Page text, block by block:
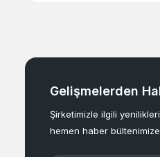
Gelişmelerden
Şirketimizle ilgili
hemen haber